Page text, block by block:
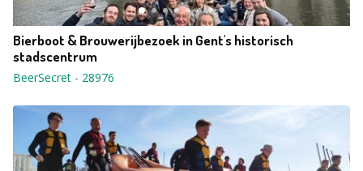
Bierboot & Brouwerijbezoek in Gent's historisch
stadscentrum
BeerSecret - 28976